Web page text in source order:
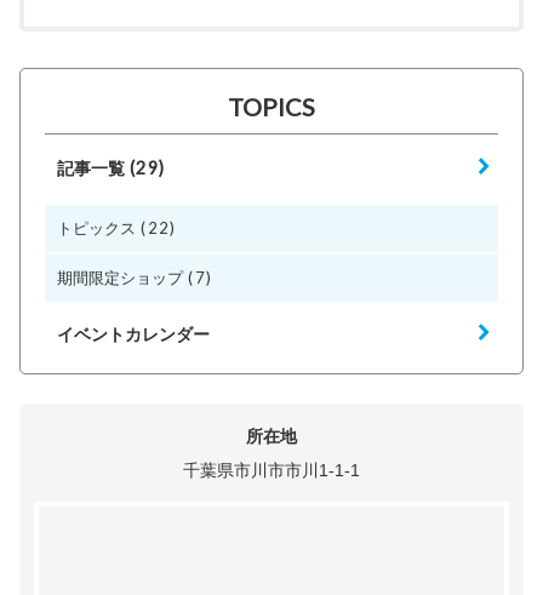
TOPICS
記事一覧 (29)
トピックス (22)
期間限定ショップ(7)
イベントカレンダー
所在地
千葉県市川市市川1-1-1